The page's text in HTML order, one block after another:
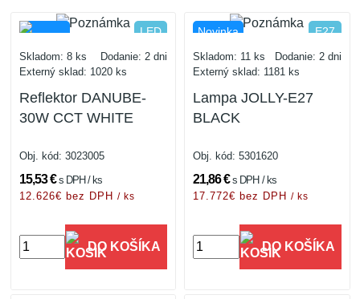
Novinka
LED
IP66
Skladom: 8 ks
Dodanie: 2 dni
Externý sklad: 1020 ks
Reflektor DANUBE-
30W CCT WHITE
Obj. kód: 3023005
15,53 €s DPH / ks
12.626€ bez DPH / ks
DO KOŠÍKA
Novinka
E27
IP20
Skladom: 11 ks
Dodanie: 2 dni
Externý sklad: 1181 ks
Lampa JOLLY-E27
BLACK
Obj. kód: 5301620
21,86 €s DPH / ks
17.772€ bez DPH / ks
DO KOŠÍKA